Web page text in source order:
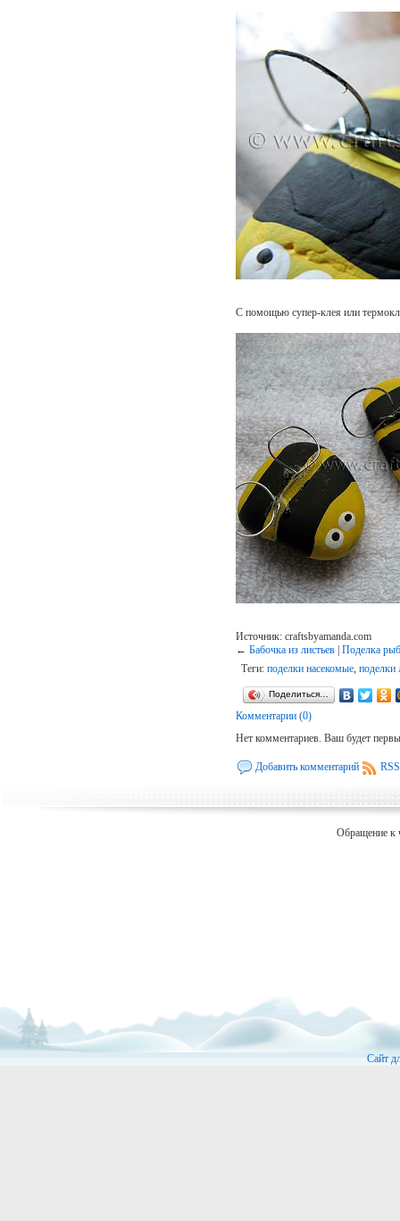
С помощью супер-клея или
Источник: craftsbyamanda.com
← Бабочка из листьев| Поделка
Теги: поделки насекомые, поделки
Поделиться…
Комментарии (0)
Нет комментариев. Ваш будет
Добавить комментарий
Обращение к
Сайт